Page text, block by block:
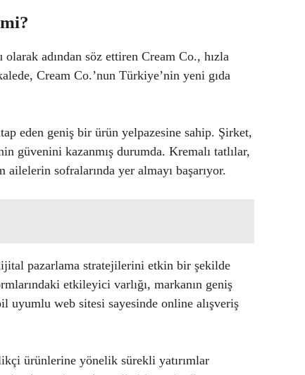
adından söz ettiren Cream Co., hızla
Cream Co.’nun Türkiye’nin yeni gıda
eden geniş bir ürün yelpazesine sahip. Şirket,
güvenini kazanmış durumda. Kremalı tatlılar,
sofralarında yer almayı başarıyor.
pazarlama stratejilerini etkin bir şekilde
etkileyici varlığı, markanın geniş
uyumlu web sitesi sayesinde online alışveriş
ürünlerine yönelik sürekli yatırımlar